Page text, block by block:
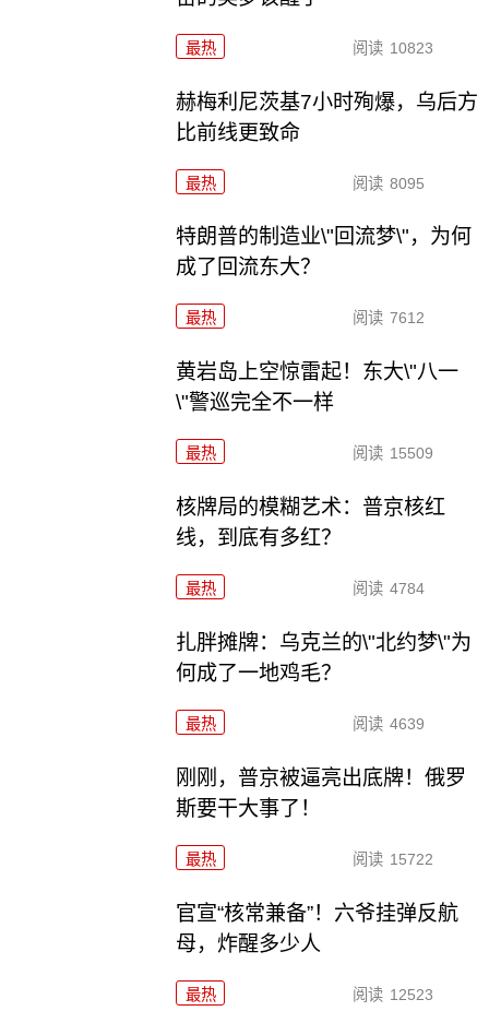
最热 阅读 10823
赫梅利尼茨基7小时殉爆，乌后方
比前线更致命
最热 阅读 8095
特朗普的制造业\"回流梦\"，为何
成了回流东大？
最热 阅读 7612
黄岩岛上空惊雷起！东大\"八一
\"警巡完全不一样
最热 阅读 15509
核牌局的模糊艺术：普京核红
线，到底有多红？
最热 阅读 4784
扎胖摊牌：乌克兰的\"北约梦\"为
何成了一地鸡毛？
最热 阅读 4639
刚刚，普京被逼亮出底牌！俄罗
斯要干大事了！
最热 阅读 15722
官宣“核常兼备”！六爷挂弹反航
母，炸醒多少人
最热 阅读 12523